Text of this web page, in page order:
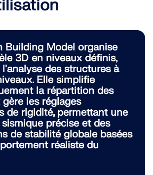
Building Model organise
3D en niveaux définis,
des structures à
Elle simplifie
la répartition des
les réglages
de rigidité, permettant une
précise et des
de stabilité globale basées
réaliste du